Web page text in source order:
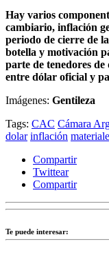
Hay varios
cambiario, inflación
periodo de cierre de
botella y motivación
parte de tenedores
entre dólar oficial y
Imágenes: Gentileza
Tags: CAC Cámara
dolar inflación
Compartir
Twittear
Compartir
Te puede interesar: